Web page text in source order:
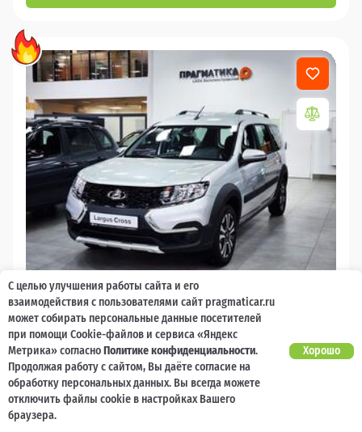
LADA Largus
2026
Есть предложение?
Улучшим! Ваш кешбек 10 000 баллов
2 017 000 ₽
1 477 600₽
С целью улучшения работы сайта и его
взаимодействия с пользователями сайт pragmaticar.ru
может собирать персональные данные посетителей
при помощи Cookie-файлов и сервиса «Яндекс
Метрика» согласноПолитике конфиденциальности.
Продолжая работу с сайтом, Вы даёте согласие на
обработку персональных данных. Вы всегда можете
отключить файлы cookie в настройках Вашего
браузера.
Хорошо